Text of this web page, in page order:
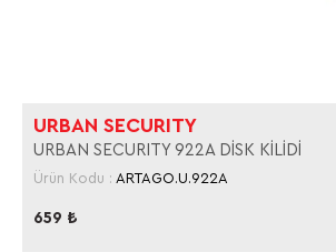
URBAN SECURITY
URBAN SECURITY 922A DİSK KİLİDİ
Ürün Kodu : ARTAGO.U.922A
659 ₺